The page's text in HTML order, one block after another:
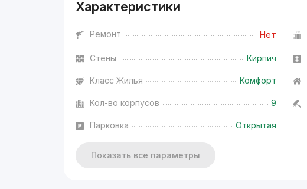
Характеристики
Ремонт Нет
Стены Кирпич
Класс Жилья Комфорт
Кол-во корпусов 9
Парковка Открытая
Показать все параметры